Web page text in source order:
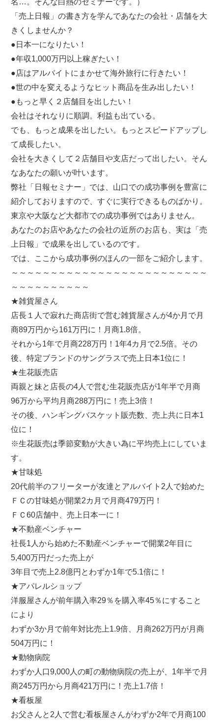
「売上日報」の書き方を学んであなたの会社・店舗を大
きくしませんか？
●日本一になりたい！
●年収1,000万円以上稼ぎたい！
●店はアルバイトにまかせて海外旅行に行きたい！
●世の中を変えるようなヒット商品を生み出したい！
●もっと早く２店舗目を出したい！
会社はそれなりに順調。利益も出ている。
でも、もっと成果を出したい。もっとスピードアップし
て成長したい。
会社を大きくして２店舗目や支店だって出したい。そん
なあなたの願いが叶います。
弊社「日報セミナー」では、山口での成功事例を豊富に
紹介しておりますので、すぐに実行できるものばかり。
東京や大阪など大都市での成功事例ではありません。
あなたのお店やあなたの会社の近所のお店も、実は「売
上日報」で成果を出しているのです。
では、ここから成功事例のほんの一部をご紹介します。
～～～～～～～～～～～～～～～～～～～～～～～～～
～～～～～～～～～～
★雑貨屋さん
店長１人で寂れた商店街で営む雑貨屋さんが4か月で月
商89万円から161万円に！月商1.8倍。
それから1年で月商228万円！1年4カ月で2.5倍。その
後、特定ブランドのサングラスで売上日本1位に！
★生花販売店
両親と妹と店長の4人で営む生花販売店が1年半で月商
96万から平均月商288万円に！売上3倍！
その後、ハンギングバスケット販売数、売上共に日本1
位に！
※生花販売は季節変動が大きい為に平均売上にしていま
す。
★甘味処
20代前半のフリーターが友達とアルバイト2人で始めた
ＦＣの甘味処が開業2カ月で月商479万円！
ＦＣ60店舗中、売上日本一に！
★不動産ベンチャー
社長1人から始めた不動産ベンチャーで開業2年目に
5,400万円だった売上が
3年目で売上2.8億円とわずか1年で5.1倍に！
★アパレルショップ
洋服屋さんが前年購入率29％を購入率45％にすること
により
わずか3か月で前年対比売上1.9倍、月商262万円が月商
504万円に！
★動物病院
わずか人口9,000人の町の動物病院の売上が、1年半で月
商245万円から月商421万円に！売上1.7倍！
★看板屋
お父さんと2人で営む看板屋さんがわずか2年で月商100